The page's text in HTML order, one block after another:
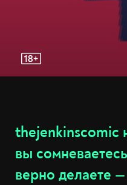
thejenkinscomic
вы
верно делаете